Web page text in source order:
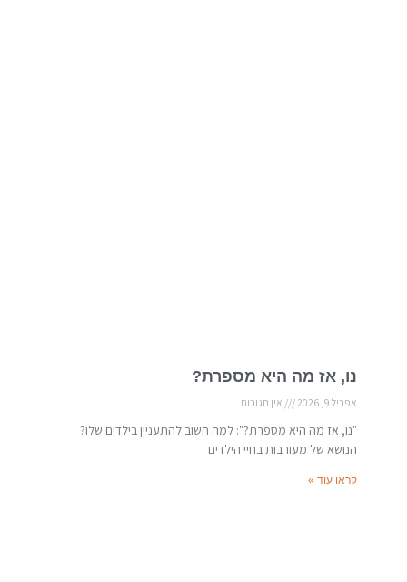
נו, אז מה היא מספרת?
אפריל 9, 2026 אין תגובות
"נו, אז מה היא מספרת?": למה חשוב להתעניין בילדים שלו?
הנושא של מעורבות בחיי הילדים
קראו עוד »